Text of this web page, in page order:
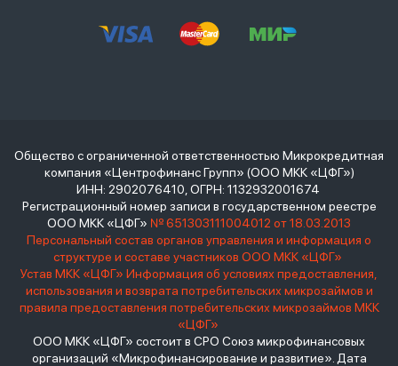
Общество с ограниченной ответственностью Микрокредитная
компания «Центрофинанс Групп» (ООО МКК «ЦФГ»)
ИНН: 2902076410, ОГРН: 1132932001674
Регистрационный номер записи в государственном реестре
ООО МКК «ЦФГ» № 651303111004012 от 18.03.2013
Персональный состав органов управления и информация о
структуре и составе участников ООО МКК «ЦФГ»
Устав МКК «ЦФГ» Информация об условиях предоставления,
использования и возврата потребительских микрозаймов и
правила предоставления потребительских микрозаймов МКК
«ЦФГ»
ООО МКК «ЦФГ» состоит в СРО Союз микрофинансовых
организаций «Микрофинансирование и развитие». Дата